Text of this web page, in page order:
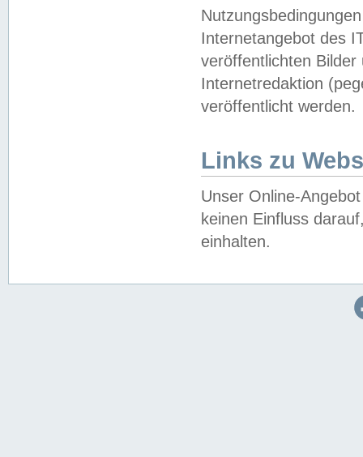
Internetangebot des
veröffentlichten
Internetredaktion
veröffentlicht werden.
Links zu
Unser Online-
keinen Einfluss
einhalten.